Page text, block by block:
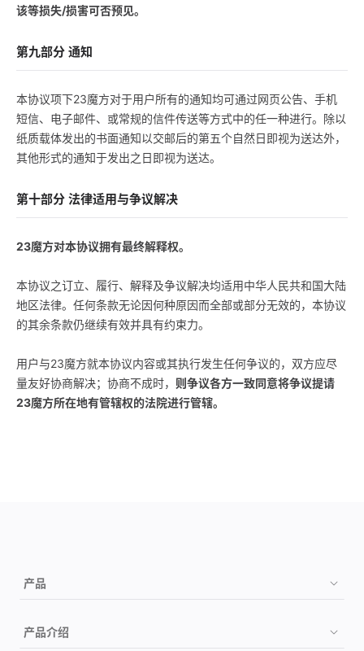
该等损失/损害可否预见。
第九部分 通知
本协议项下23魔方对于用户所有的通知均可通过网页公告、手机
短信、电子邮件、或常规的信件传送等方式中的任一种进行。除以
纸质载体发出的书面通知以交邮后的第五个自然日即视为送达外，
其他形式的通知于发出之日即视为送达。
第十部分 法律适用与争议解决
23魔方对本协议拥有最终解释权。
本协议之订立、履行、解释及争议解决均适用中华人民共和国大陆
地区法律。任何条款无论因何种原因而全部或部分无效的，本协议
的其余条款仍继续有效并具有约束力。
用户与23魔方就本协议内容或其执行发生任何争议的，双方应尽
量友好协商解决；协商不成时， 则争议各方一致同意将争议提请
23魔方所在地有管辖权的法院进行管辖。
产品
购买
产品介绍